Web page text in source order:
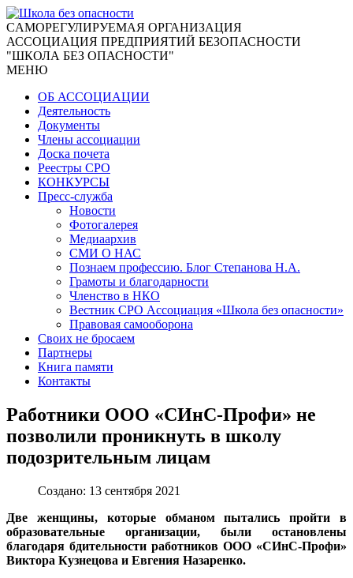
CАМОРЕГУЛИРУЕМАЯ ОРГАНИЗАЦИЯ
АССОЦИАЦИЯ ПРЕДПРИЯТИЙ БЕЗОПАСНОСТИ
"ШКОЛА БЕЗ ОПАСНОСТИ"
МЕНЮ
ОБ АССОЦИАЦИИ
Деятельность
Документы
Члены ассоциации
Доска почета
Реестры СРО
КОНКУРСЫ
Пресс-служба
Новости
Фотогалерея
Медиаархив
СМИ О НАС
Познаем профессию. Блог Степанова Н.А.
Грамоты и благодарности
Членство в НКО
Вестник СРО Ассоциация «Школа без опасности»
Правовая самооборона
Своих не бросаем
Партнеры
Книга памяти
Контакты
Работники ООО «СИнС-Профи» не
позволили проникнуть в школу
подозрительным лицам
Создано: 13 сентября 2021
Две женщины, которые обманом пытались пройти в
образовательные организации, были остановлены
благодаря бдительности работников ООО «СИнС-Профи»
Виктора Кузнецова и Евгения Назаренко.